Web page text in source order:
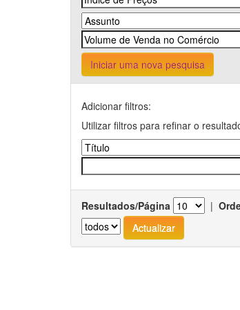
Iniciar uma nova pesquisa
Adicionar filtros:
Utilizar filtros para refinar o
Resultados/Página |